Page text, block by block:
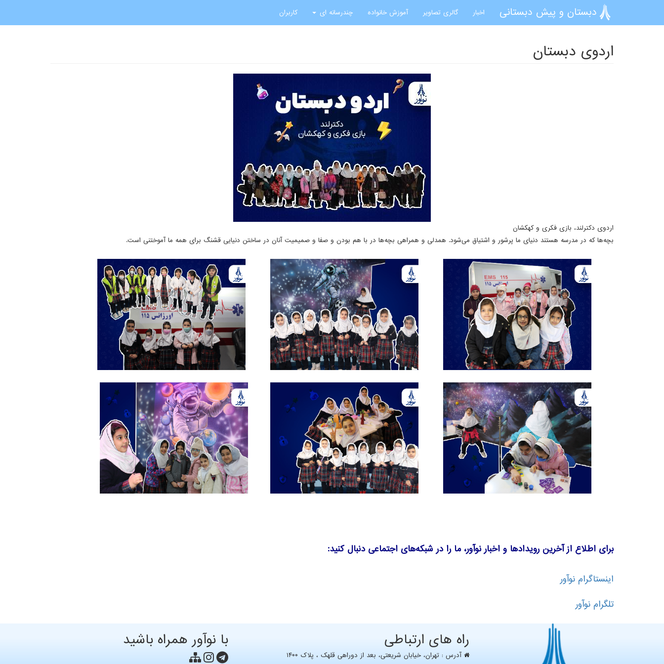
رفتن به محتوای اصلی
دبستان و پیش دبستانی اخبار گالری تصاویر آموزش خانواده چندرسانه ای کاربران
اردوی دبستان
اردوی دکترلند، بازی فکری و کهکشان
بچه‌ها که در مدرسه هستند دنیای ما پرشور و اشتیاق می‌شود. همدلی و همراهی بچه‌ها در با هم بودن و صفا و صمیمیت آنان در ساختن دنیایی قشنگ برای همه ما آموختنی است.
برای اطلاع از آخرین رویدادها و اخبار نوآور، ما را در شبکه‌های اجتماعی دنبال کنید:
اینستاگرام نوآور
تلگرام نوآور
راه های ارتباطی
آدرس : تهران، خيابان شریعتی، بعد از دوراهی قلهک ، پلاک ۱۴۰۰
با نوآور همراه باشید